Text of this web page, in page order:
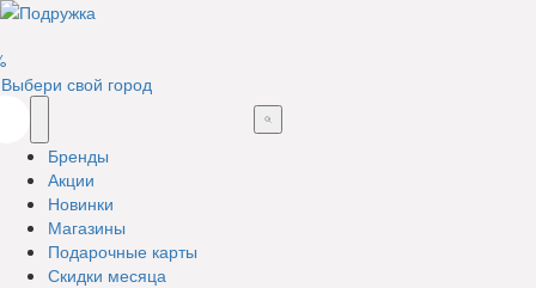
Выбери свой город
Бренды
Акции
Новинки
Магазины
Подарочные карты
Скидки месяца